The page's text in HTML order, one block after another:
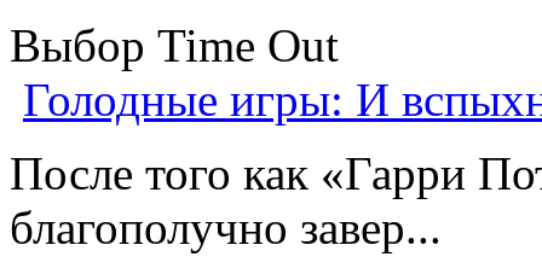
Выбор Time Out
Голодные игры: И
После того как «Гарри
благополучно завер...